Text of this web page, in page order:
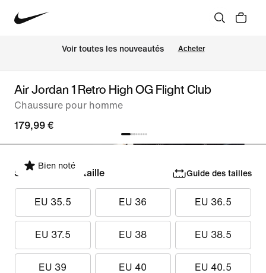
Voir toutes les nouveautés Acheter
Air Jordan 1 Retro High OG Flight Club
Chaussure pour homme
179,99 €
Bien noté
Sélectionner la taille Guide des tailles
EU 35.5 EU 36 EU 36.5
EU 37.5 EU 38 EU 38.5
EU 39 EU 40 EU 40.5